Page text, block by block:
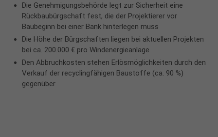
Die Genehmigungsbehörde legt zur Sicherheit eine
Rückbaubürgschaft fest, die der Projektierer vor
Baubeginn bei einer Bank hinterlegen muss
Die Höhe der Bürgschaften liegen bei aktuellen Projekten
bei ca. 200.000 € pro Windenergieanlage
Den Abbruchkosten stehen Erlösmöglichkeiten durch den
Verkauf der recyclingfähigen Baustoffe (ca. 90 %)
gegenüber